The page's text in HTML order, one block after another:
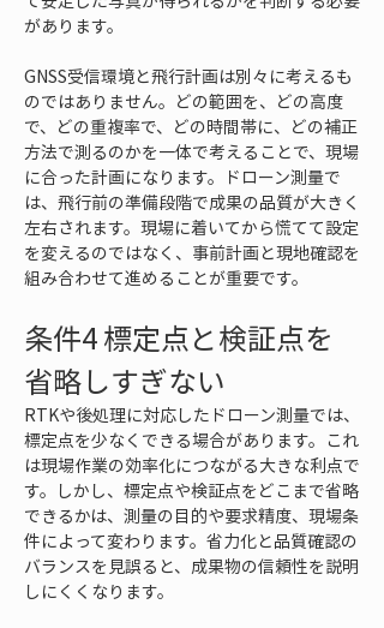
があります。
GNSS受信環境と飛行計画は別々に考えるも
のではありません。どの範囲を、どの高度
で、どの重複率で、どの時間帯に、どの補正
方法で測るのかを一体で考えることで、現場
に合った計画になります。ドローン測量で
は、飛行前の準備段階で成果の品質が大きく
左右されます。現場に着いてから慌てて設定
を変えるのではなく、事前計画と現地確認を
組み合わせて進めることが重要です。
条件4 標定点と検証点を
省略しすぎない
RTKや後処理に対応したドローン測量では、
標定点を少なくできる場合があります。これ
は現場作業の効率化につながる大きな利点で
す。しかし、標定点や検証点をどこまで省略
できるかは、測量の目的や要求精度、現場条
件によって変わります。省力化と品質確認の
バランスを見誤ると、成果物の信頼性を説明
しにくくなります。